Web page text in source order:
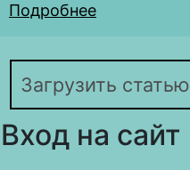
Подробнее
Загрузить статью
Вход на сайт